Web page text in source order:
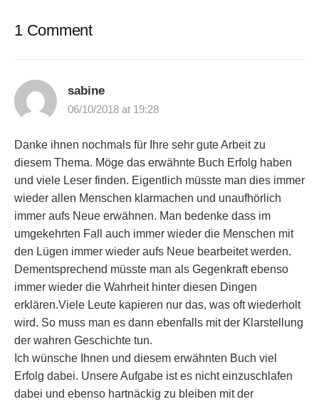
1 Comment
sabine
06/10/2018 at 19:28
Danke ihnen nochmals für Ihre sehr gute Arbeit zu
diesem Thema. Möge das erwähnte Buch Erfolg haben
und viele Leser finden. Eigentlich müsste man dies immer
wieder allen Menschen klarmachen und unaufhörlich
immer aufs Neue erwähnen. Man bedenke dass im
umgekehrten Fall auch immer wieder die Menschen mit
den Lügen immer wieder aufs Neue bearbeitet werden.
Dementsprechend müsste man als Gegenkraft ebenso
immer wieder die Wahrheit hinter diesen Dingen
erklären.Viele Leute kapieren nur das, was oft wiederholt
wird. So muss man es dann ebenfalls mit der Klarstellung
der wahren Geschichte tun.
Ich wünsche Ihnen und diesem erwähnten Buch viel
Erfolg dabei. Unsere Aufgabe ist es nicht einzuschlafen
dabei und ebenso hartnäckig zu bleiben mit der